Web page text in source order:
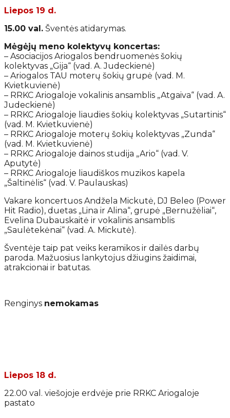
Liepos 19 d.
15.00 val. Šventės atidarymas.
Mėgėjų meno kolektyvų koncertas:
– Asociacijos Ariogalos bendruomenės šokių
kolektyvas „Gija“ (vad. A. Judeckienė)
– Ariogalos TAU moterų šokių grupė (vad. M.
Kvietkuvienė)
– RRKC Ariogaloje vokalinis ansamblis „Atgaiva“ (vad. A.
Judeckienė)
– RRKC Ariogaloje liaudies šokių kolektyvas „Sutartinis“
(vad. M. Kvietkuvienė)
– RRKC Ariogaloje moterų šokių kolektyvas „Zunda“
(vad. M. Kvietkuvienė)
– RRKC Ariogaloje dainos studija „Ario“ (vad. V.
Aputytė)
– RRKC Ariogaloje liaudiškos muzikos kapela
„Šaltinėlis“ (vad. V. Paulauskas)
Vakare koncertuos Andžela Mickutė, DJ Beleo (Power
Hit Radio), duetas „Lina ir Alina“, grupė „Bernužėliai“,
Evelina Dubauskaitė ir vokalinis ansamblis
„Saulėtekėnai“ (vad. A. Mickutė).
Šventėje taip pat veiks keramikos ir dailės darbų
paroda. Mažuosius lankytojus džiugins žaidimai,
atrakcionai ir batutas.
Renginys nemokamas
Liepos 18 d.
22.00 val. viešojoje erdvėje prie RRKC Ariogaloje
pastato